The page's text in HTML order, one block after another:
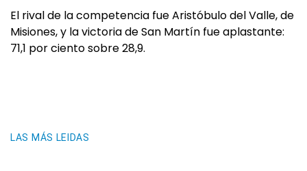
El rival de la competencia fue Aristóbulo del Valle, de
Misiones, y la victoria de San Martín fue aplastante:
71,1 por ciento sobre 28,9.
LAS MÁS LEIDAS